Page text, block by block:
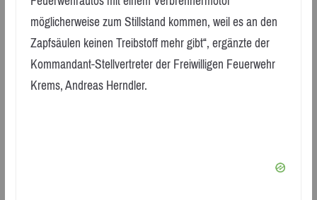
möglicherweise zum Stillstand kommen, weil es an den
Zapfsäulen keinen Treibstoff mehr gibt“, ergänzte der
Kommandant-Stellvertreter der Freiwilligen Feuerwehr
Krems, Andreas Herndler.